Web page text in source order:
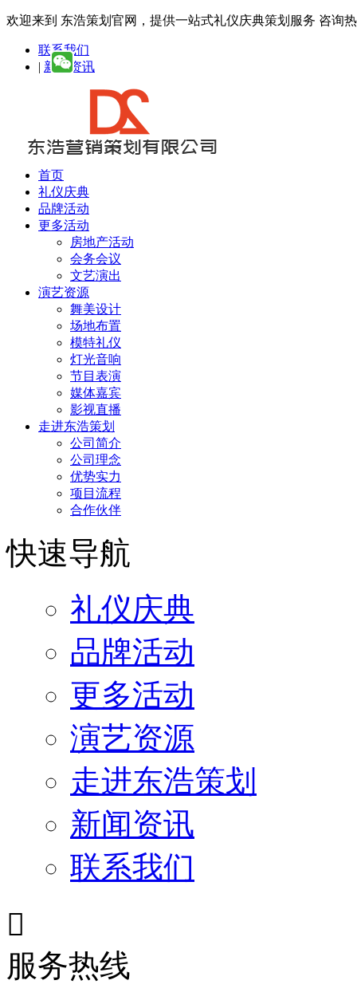
欢迎来到 东浩策划官网，提供一站式礼仪庆典策划服务 咨询
联系我们
| 新闻资讯
首页
礼仪庆典
品牌活动
更多活动
房地产活动
会务会议
文艺演出
演艺资源
舞美设计
场地布置
模特礼仪
灯光音响
节目表演
媒体嘉宾
影视直播
走进东浩策划
公司简介
公司理念
优势实力
项目流程
合作伙伴
快速导航
礼仪庆典
品牌活动
更多活动
演艺资源
走进东浩策划
新闻资讯
联系我们

服务热线